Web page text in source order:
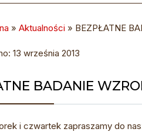
» Aktualności » BEZPŁATNE
13 września 2013
BADANIE
i czwartek zapraszamy do